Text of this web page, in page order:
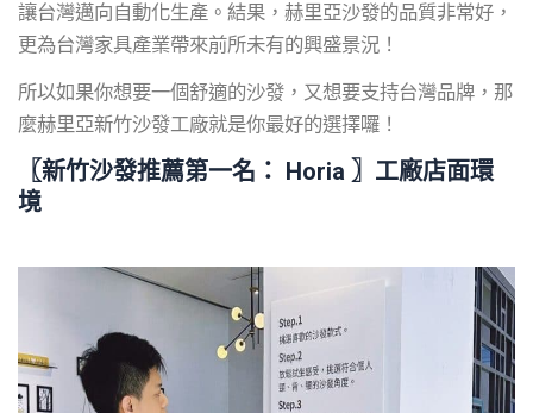
讓台灣邁向自動化生產。結果，赫里亞沙發的品質非常好，
更為台灣家具產業帶來前所未有的興盛景況！
所以如果你想要一個舒適的沙發，又想要支持台灣品牌，那
麼赫里亞新竹沙發工廠就是你最好的選擇囉！
〖新竹沙發推薦第一名 ： Horia 〗工廠店面環
境